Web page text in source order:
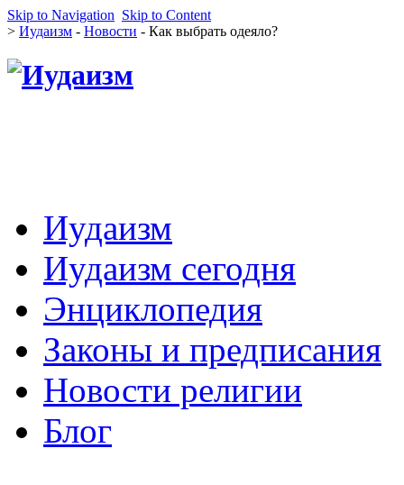
Skip to Navigation Skip to Content
> Иудаизм - Новости - Как выбрать одеяло?
Иудаизм
Иудаизм сегодня
Энциклопедия
Законы и предписания
Новости религии
Блог